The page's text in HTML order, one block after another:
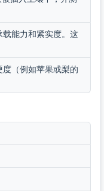
载能力和紧实度。这
（例如苹果或梨的